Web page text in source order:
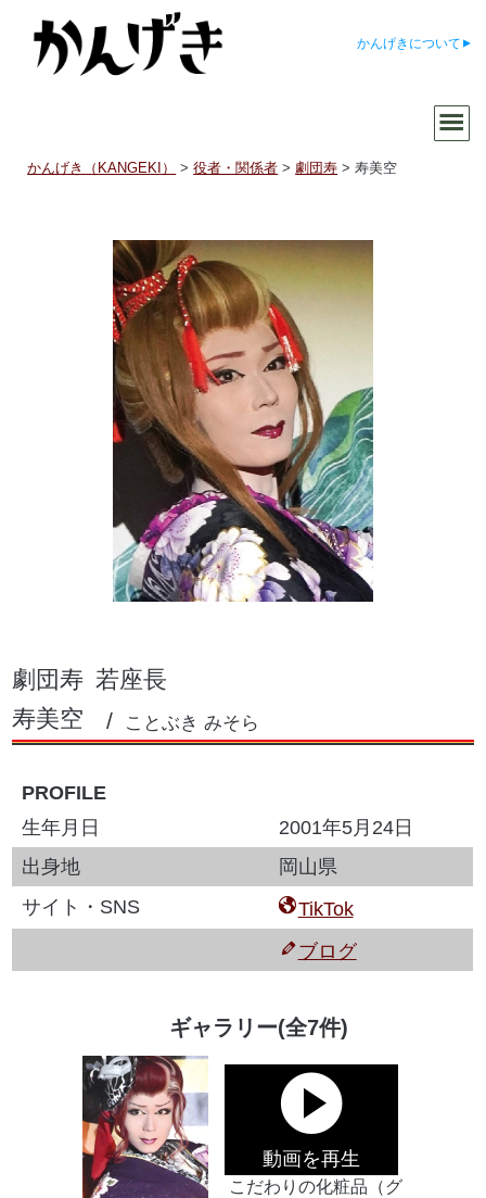
かんげきについて
かんげき（KANGEKI） >役者・関係者 >劇団寿 >寿美空
劇団寿 若座長
寿美空
ことぶき みそら
PROFILE
生年月日
2001年5月24日
出身地
岡山県
サイト・SNS
TikTok
ブログ
ギャラリー(全7件)
動画を再生
こだわりの化粧品（グ